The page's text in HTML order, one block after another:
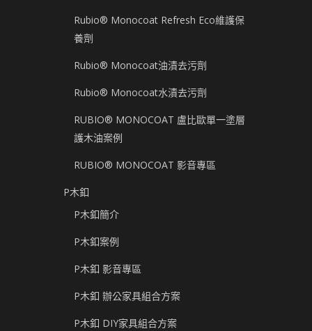
Rubio® Monocoat Refresh Eco維護保
養劑
Rubio® Monocoat油漬去污劑
Rubio® Monocoat水漬去污劑
RUBIO® MONOCOAT 盧比歐單一塗層
護木油案例
RUBIO® MONOCOAT 影音專區
P木釦
P木釦簡介
P木釦案例
P木釦 影音專區
P木釦 辦公家具組合方案
P木釦 DIY家具組合方案